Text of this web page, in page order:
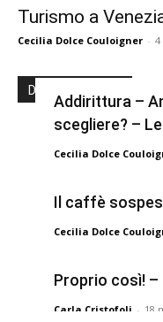
Turismo a
Cecilia Dolce Couloigner - 4
Derniers articles
Addirittura –
scegliere? –
Cecilia Dolce
Il caffè
Cecilia Dolce
Proprio così! –
Carla Cristofoli - 18